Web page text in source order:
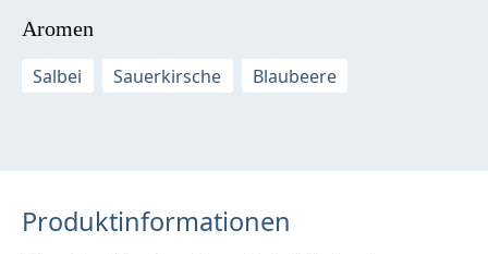
Aromen
Salbei
Sauerkirsche Blaubeere
Produktinformationen